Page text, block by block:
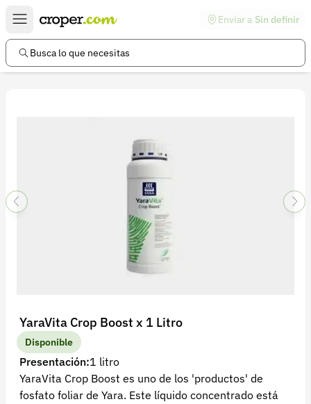
Enviar a Sin definir
Busca lo que necesitas
YaraVita Crop Boost x 1 Litro
Disponible
Presentación:1 litro
YaraVita Crop Boost es uno de los 'productos' de
fosfato foliar de Yara. Este líquido concentrado está
Enlaces de interés
Preguntas frecuentes
Política de privacidad
Recuperar contraseña
Contacto
Soporte
+57 323 2931928